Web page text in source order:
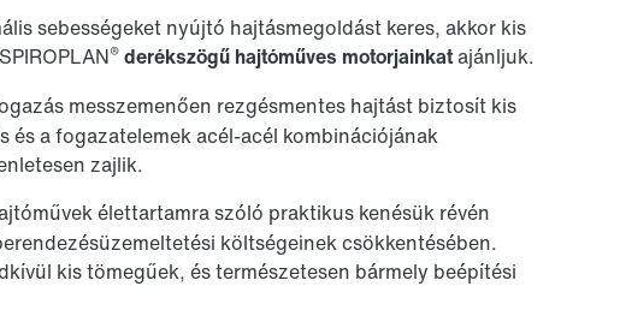
sebességeket nyújtó hajtásmegoldást keres, akkor kis
® derékszögű hajtóműves motorjainkatajánljuk.
messzemenően rezgésmentes hajtást biztosít kis
a fogazatelemek acél-acél kombinációjának
zajlik.
élettartamra szóló praktikus kenésük révén
költségeinek csökkentésében.
kis tömegűek, és természetesen bármely beépítési